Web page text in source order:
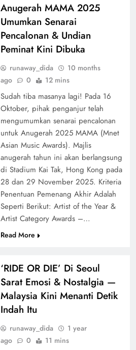
Anugerah MAMA 2025
Umumkan Senarai
Pencalonan & Undian
Peminat Kini Dibuka
runaway_dida
10 months
ago
0 12 mins
Sudah tiba masanya lagi! Pada 16
Oktober, pihak penganjur telah
mengumumkan senarai pencalonan
untuk Anugerah 2025 MAMA (Mnet
Asian Music Awards). Majlis
anugerah tahun ini akan berlangsung
di Stadium Kai Tak, Hong Kong pada
28 dan 29 November 2025. Kriteria
Penentuan Pemenang Akhir Adalah
Seperti Berikut: Artist of the Year &
Artist Category Awards –…
Read More
‘RIDE OR DIE’ Di Seoul
Sarat Emosi & Nostalgia —
Malaysia Kini Menanti Detik
Indah Itu
runaway_dida
1 year
ago
0 11 mins